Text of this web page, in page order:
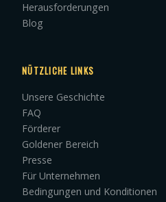
Herausforderungen
Blog
NÜTZLICHE LINKS
Unsere Geschichte
FAQ
Förderer
Goldener Bereich
Presse
Für Unternehmen
Bedingungen und Konditionen